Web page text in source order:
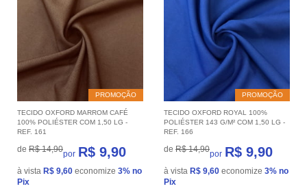
PROMOÇÃO
TECIDO OXFORD MARROM CAFÉ
100% POLIÉSTER COM 1,50 LG -
REF. 161
de R$ 14,90por R$ 9,90
à vista R$ 9,60 economize 3% no
Pix
PROMOÇÃO
TECIDO OXFORD ROYAL 100%
POLIÉSTER 143 G/M² COM 1,50 LG -
REF. 166
de R$ 14,90por R$ 9,90
à vista R$ 9,60 economize 3% no
Pix